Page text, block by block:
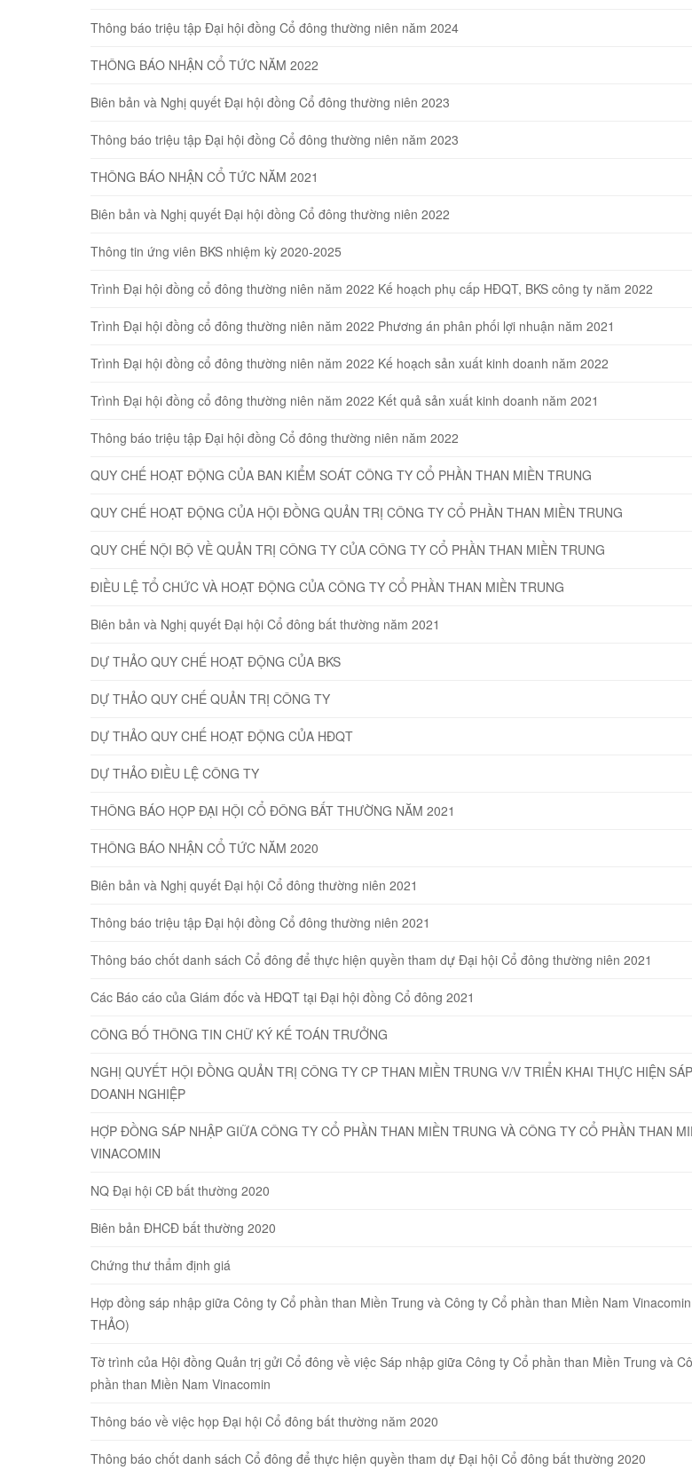
Thông báo triệu tập Đại hội đồng Cổ đông thường niên năm 2024
THÔNG BÁO NHẬN CỔ TỨC NĂM 2022
Biên bản và Nghị quyết Đại hội đồng Cổ đông thường niên 2023
Thông báo triệu tập Đại hội đồng Cổ đông thường niên năm 2023
THÔNG BÁO NHẬN CỔ TỨC NĂM 2021
Biên bản và Nghị quyết Đại hội đồng Cổ đông thường niên 2022
Thông tin ứng viên BKS nhiệm kỳ 2020-2025
Trình Đại hội đồng cổ đông thường niên năm 2022 Kế hoạch phụ cấp HĐQT, BKS công ty năm 2022
Trình Đại hội đồng cổ đông thường niên năm 2022 Phương án phân phối lợi nhuận năm 2021
Trình Đại hội đồng cổ đông thường niên năm 2022 Kế hoạch sản xuất kinh doanh năm 2022
Trình Đại hội đồng cổ đông thường niên năm 2022 Kết quả sản xuất kinh doanh năm 2021
Thông báo triệu tập Đại hội đồng Cổ đông thường niên năm 2022
QUY CHẾ HOẠT ĐỘNG CỦA BAN KIỂM SOÁT CÔNG TY CỔ PHẦN THAN MIỀN TRUNG
QUY CHẾ HOẠT ĐỘNG CỦA HỘI ĐỒNG QUẢN TRỊ CÔNG TY CỔ PHẦN THAN MIỀN TRUNG
QUY CHẾ NỘI BỘ VỀ QUẢN TRỊ CÔNG TY CỦA CÔNG TY CỔ PHẦN THAN MIỀN TRUNG
ĐIỀU LỆ TỔ CHỨC VÀ HOẠT ĐỘNG CỦA CÔNG TY CỔ PHẦN THAN MIỀN TRUNG
Biên bản và Nghị quyết Đại hội Cổ đông bất thường năm 2021
DỰ THẢO QUY CHẾ HOẠT ĐỘNG CỦA BKS
DỰ THẢO QUY CHẾ QUẢN TRỊ CÔNG TY
DỰ THẢO QUY CHẾ HOẠT ĐỘNG CỦA HĐQT
DỰ THẢO ĐIỀU LỆ CÔNG TY
THÔNG BÁO HỌP ĐẠI HỘI CỔ ĐÔNG BẤT THƯỜNG NĂM 2021
THÔNG BÁO NHẬN CỔ TỨC NĂM 2020
Biên bản và Nghị quyết Đại hội Cổ đông thường niên 2021
Thông báo triệu tập Đại hội đồng Cổ đông thường niên 2021
Thông báo chốt danh sách Cổ đông để thực hiện quyền tham dự Đại hội Cổ đông thường niên 2021
Các Báo cáo của Giám đốc và HĐQT tại Đại hội đồng Cổ đông 2021
CÔNG BỐ THÔNG TIN CHỮ KÝ KẾ TOÁN TRƯỞNG
NGHỊ QUYẾT HỘI ĐỒNG QUẢN TRỊ CÔNG TY CP THAN MIỀN TRUNG V/V TRIỂN KHAI THỰC HIỆN
DOANH NGHIỆP
HỢP ĐỒNG SÁP NHẬP GIỮA CÔNG TY CỔ PHẦN THAN MIỀN TRUNG VÀ CÔNG TY CỔ PHẦN THAN
VINACOMIN
NQ Đại hội CĐ bất thường 2020
Biên bản ĐHCĐ bất thường 2020
Chứng thư thẩm định giá
Hợp đồng sáp nhập giữa Công ty Cổ phần than Miền Trung và Công ty Cổ phần than Miền Nam
THẢO)
Tờ trình của Hội đồng Quản trị gửi Cổ đông về việc Sáp nhập giữa Công ty Cổ phần than Miền Trung và
phần than Miền Nam Vinacomin
Thông báo về việc họp Đại hội Cổ đông bất thường năm 2020
Thông báo chốt danh sách Cổ đông để thực hiện quyền tham dự Đại hội Cổ đông bất thường 2020